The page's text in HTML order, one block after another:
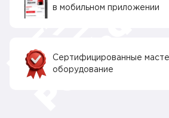
в мобильном приложении
Сертифицированные
оборудование